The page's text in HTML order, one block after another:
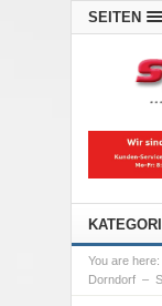
SEITEN
You are here:
Dorndorf –